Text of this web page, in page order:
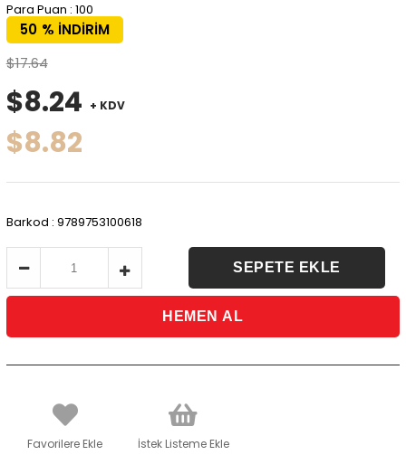
Para Puan : 100
%
50
İNDIRIM
$17.64
$8.24 + KDV
$8.82
Barkod : 9789753100618
Favorilere Ekle İstek Listeme Ekle